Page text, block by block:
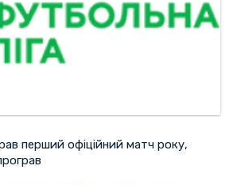
перший офіційний матч року,